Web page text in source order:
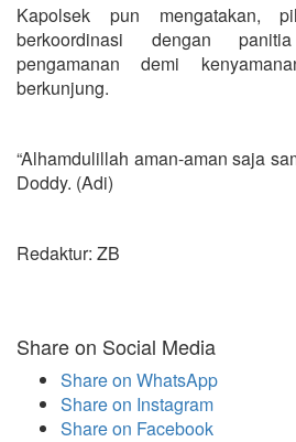
Kapolsek pun mengatakan,
berkoordinasi dengan
pengamanan demi
berkunjung.
“Alhamdulillah aman-aman saja
Doddy. (Adi)
Redaktur: ZB
Share on Social Media
Share on WhatsApp
Share on Instagram
Share on Facebook